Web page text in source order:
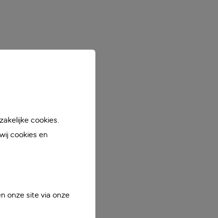
cookies.
cookies en
onze site via onze